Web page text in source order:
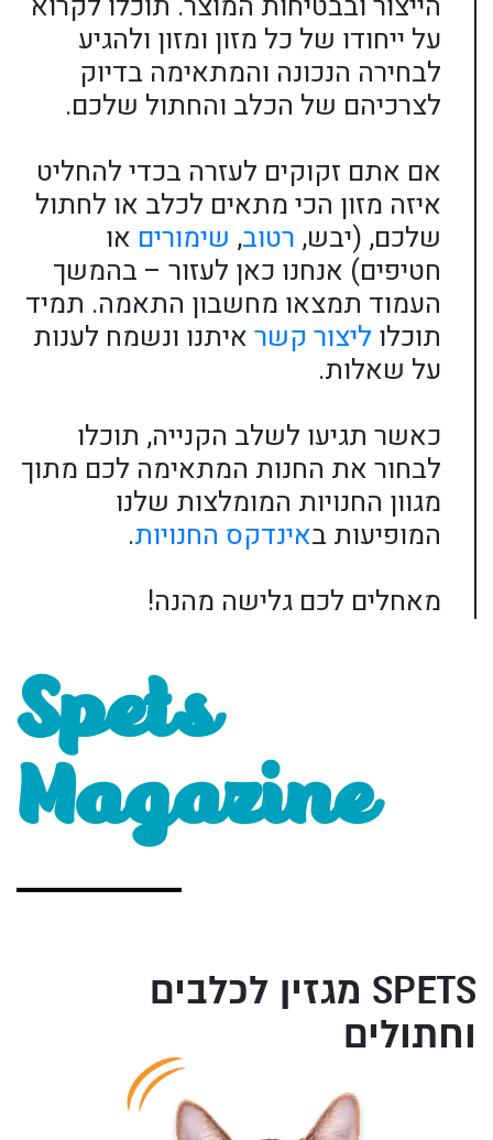
על ייחודו של כל מזון ומזון ולהגיע
לבחירה הנכונה והמתאימה בדיוק
לצרכיהם של הכלב והחתול שלכם.
אם אתם זקוקים לעזרה בכדי להחליט
איזה מזון הכי מתאים לכלב או לחתול
שלכם, (יבש, רטוב, שימורים או
חטיפים) אנחנו כאן לעזור – בהמשך
העמוד תמצאו מחשבון התאמה. תמיד
תוכלו ליצור קשראיתנו ונשמח לענות
על שאלות.
כאשר תגיעו לשלב הקנייה, תוכלו
לבחור את החנות המתאימה לכם מתוך
מגוון החנויות המומלצות שלנו
המופיעות באינדקס החנויות.
מאחלים לכם גלישה מהנה!
Spets
Magazine
SPETS מגזין לכלבים
וחתולים